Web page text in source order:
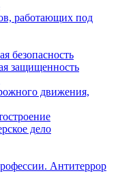
работающих под
безопасность
защищенность
движения,
дело
Антитеррор